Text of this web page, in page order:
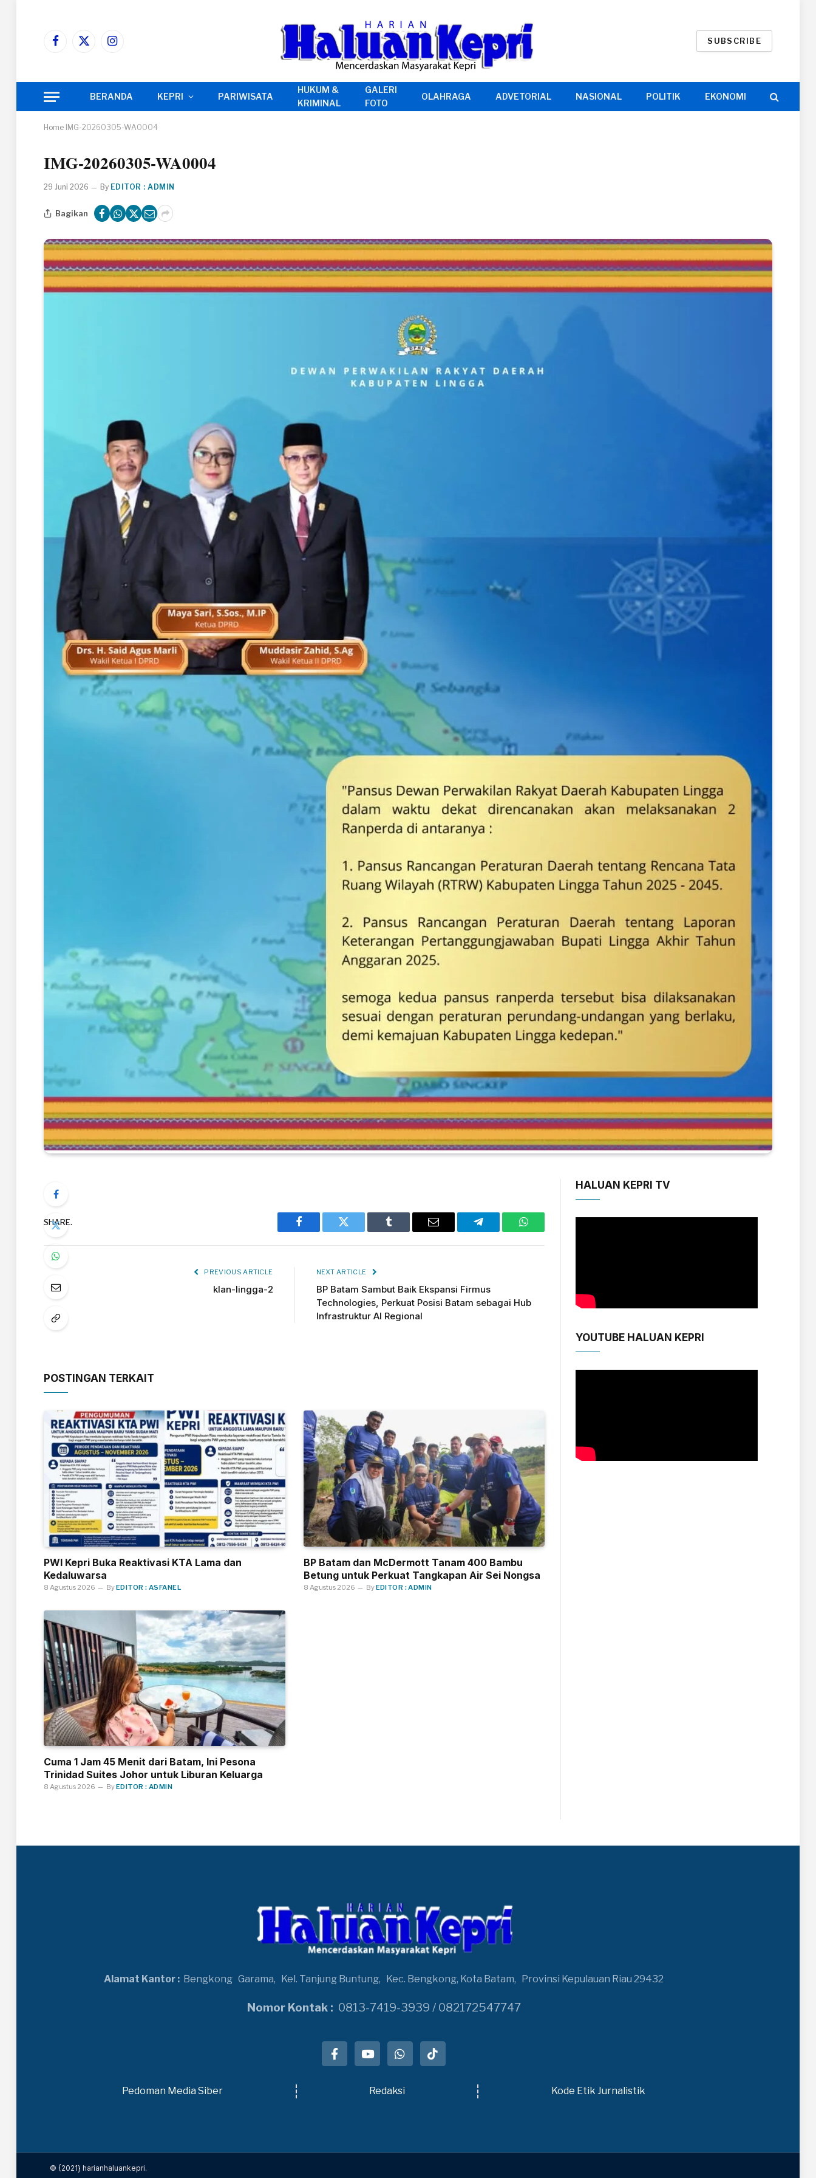
Facebook
X
Instagram
SUBSCRIBE
BERANDA KEPRI PARIWISATA
HUKUM &
KRIMINAL
GALERI
FOTO
OLAHRAGA ADVETORIAL NASIONAL POLITIK EKONOMI
Home IMG-20260305-WA0004
IMG-20260305-WA0004
29 Juni 2026 By EDITOR : ADMIN
Bagikan
SHARE.
Facebook Twitter Tumblr Email Telegram WhatsApp
PREVIOUS ARTICLE
klan-lingga-2
NEXT ARTICLE
BP Batam Sambut Baik Ekspansi Firmus
Technologies, Perkuat Posisi Batam sebagai Hub
Infrastruktur AI Regional
POSTINGAN TERKAIT
PWI Kepri Buka Reaktivasi KTA Lama dan
Kedaluwarsa
8 Agustus 2026 ByEDITOR : ASFANEL
BP Batam dan McDermott Tanam 400 Bambu
Betung untuk Perkuat Tangkapan Air Sei Nongsa
8 Agustus 2026 ByEDITOR : ADMIN
Cuma 1 Jam 45 Menit dari Batam, Ini Pesona
Trinidad Suites Johor untuk Liburan Keluarga
8 Agustus 2026 ByEDITOR : ADMIN
HALUAN KEPRI TV
YOUTUBE HALUAN KEPRI
Alamat Kantor : Bengkong Garama, Kel. Tanjung Buntung, Kec. Bengkong, Kota Batam, Provinsi Kepulauan Riau 29432
Nomor Kontak : 0813-7419-3939 / 082172547747
Pedoman Media Siber Redaksi Kode Etik Jurnalistik
© {2021} harianhaluankepri.